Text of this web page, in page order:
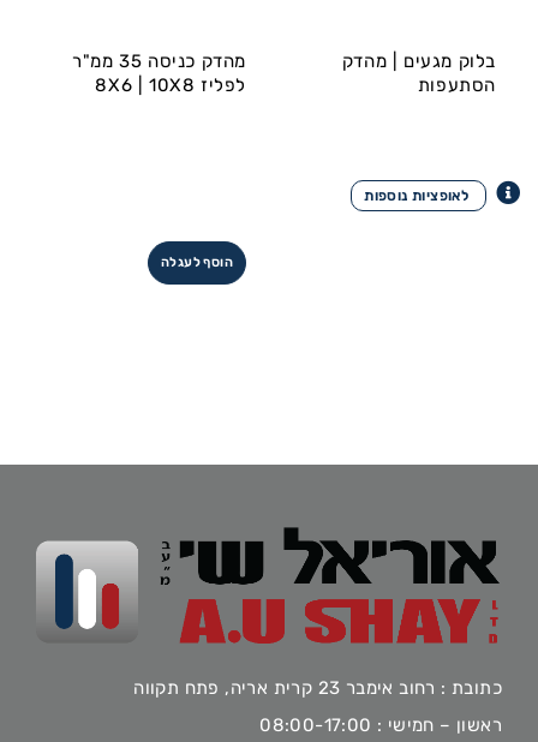
בלוק מגעים | מהדק
הסתעפות
מהדק כניסה 35 ממ"ר
לפליז 8X6 | 10X8
הוסף לעגלה
כתובת : רחוב אימבר 23 קרית אריה, פתח תקווה
ראשון – חמישי : 08:00-17:00